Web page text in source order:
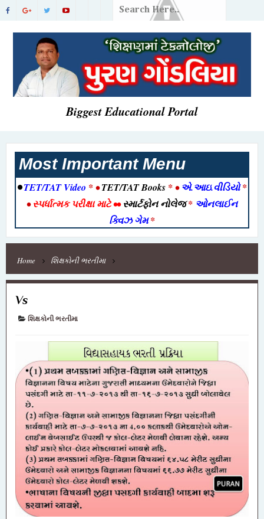
Biggest Educational Portal
Most Important Menu
•TET/TAT Video * •TET/TAT Books * •એ.આઇ.વીડિયો*
•સ્પર્ધાત્મક પરીક્ષા માટે••સ્માર્ટફોન નોલેજ* ઓનલાઈન
ક્વિઝ ગેમ*
Home શિક્ષકોની ભરતીમા
Vs
શિક્ષકોની ભરતીમા